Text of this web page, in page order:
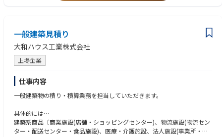
一般建築見積り
大和ハウス工業株式会社
上場企業
仕事内容
一般建築物の積り・積算業務を担当していただきます。
具体的には…
建築系商品〔商業施設(店舗・ショッピングセンター)、物流施設(物流セン
ター・配送センター・食品施設)、医療・介護施設、法人施設(事業所・シ